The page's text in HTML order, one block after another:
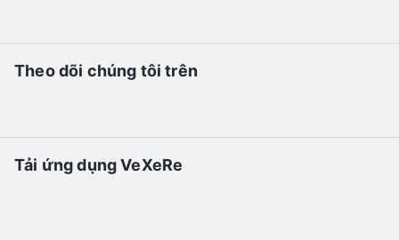
Theo dõi chúng tôi trên
Tải ứng dụng VeXeRe